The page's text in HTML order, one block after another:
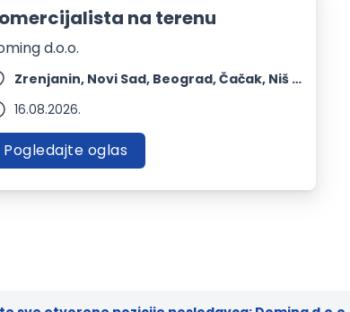
na terenu
d.o.o.
Zrenjanin, Novi Sad, Beograd, Čačak, Niš + 2 mesta | Terenski rad
16.08.2026.
Pogledajte oglas